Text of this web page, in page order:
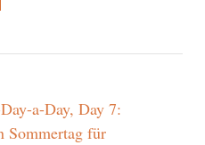
a-Day, Day 7:
Sommertag für